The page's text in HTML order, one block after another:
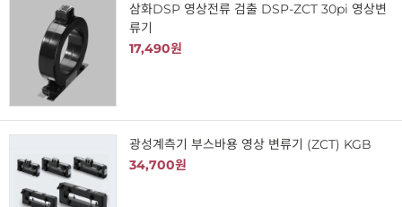
삼화DSP 영상전류 검출 DSP-ZCT 30pi 영상변
류기
17,490원
광성계측기 부스바용 영상 변류기 (ZCT) KGB
34,700원